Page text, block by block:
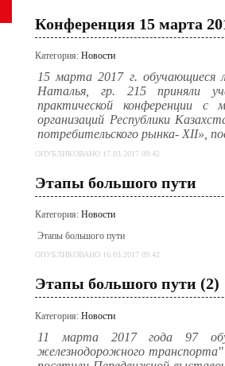
Конференция 15 марта
Категория: Новости
15 марта 2017 г. обучающиеся
Наталья, гр. 215 приняли
практической конференции с
организаций Республики
потребительского рынка- XII»,
ОПУБЛИКОВАНО 17.03.2017 09:42
Этапы большого пути
Категория: Новости
Этапы большого пути
ОПУБЛИКОВАНО 16.03.2017 09:42
Этапы большого пути (2)
Категория: Новости
11 марта 2017 года
97
железнодорожного транспорта"